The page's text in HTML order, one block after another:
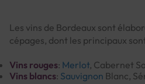
Les vins de Bordeaux sont
cépages, dont les principaux
Vins rouges: Merlot, Cabernet
Vins blancs: Sauvignon Blanc,